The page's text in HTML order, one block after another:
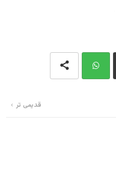
قدیمی تر